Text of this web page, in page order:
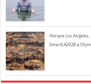
Horiace Los
SmartLA2028 a